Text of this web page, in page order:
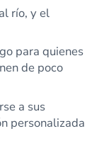
río, y el
para quienes
de poco
a sus
personalizada